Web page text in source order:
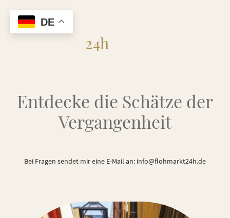
24h
Entdecke die Schätze der
Vergangenheit
Bei Fragen sendet mir eine E-Mail an: info@flohmarkt24h.de
DE